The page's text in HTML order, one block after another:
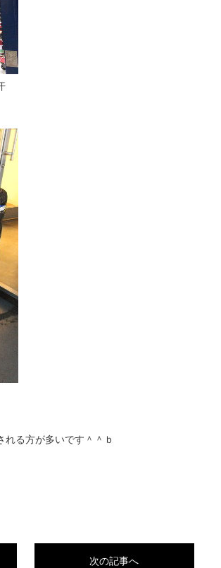
る方が多いです＾＾ｂ
次の記事へ